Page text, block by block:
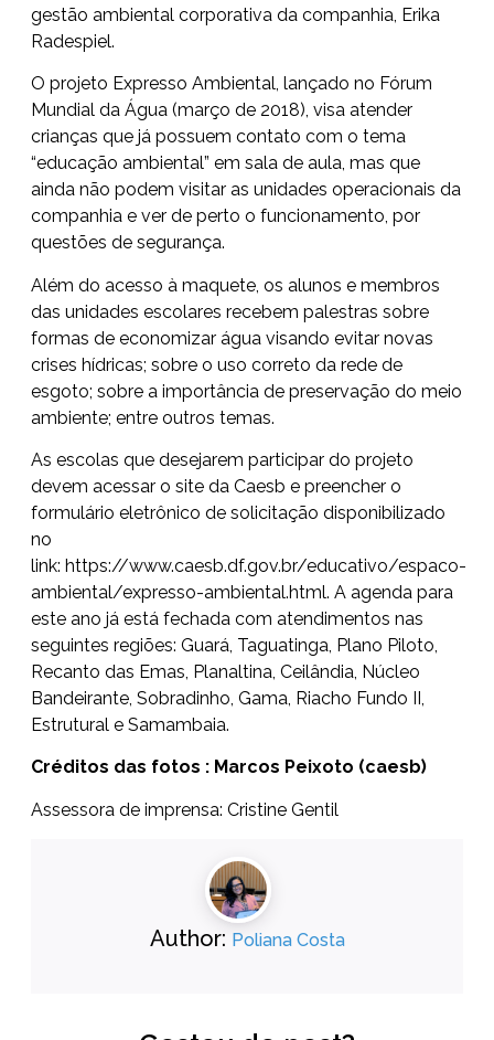
gestão ambiental corporativa da companhia, Erika
Radespiel.
O projeto Expresso Ambiental, lançado no Fórum
Mundial da Água (março de 2018), visa atender
crianças que já possuem contato com o tema
“educação ambiental” em sala de aula, mas que
ainda não podem visitar as unidades operacionais da
companhia e ver de perto o funcionamento, por
questões de segurança.
Além do acesso à maquete, os alunos e membros
das unidades escolares recebem palestras sobre
formas de economizar água visando evitar novas
crises hídricas; sobre o uso correto da rede de
esgoto; sobre a importância de preservação do meio
ambiente; entre outros temas.
As escolas que desejarem participar do projeto
devem acessar o site da Caesb e preencher o
formulário eletrônico de solicitação disponibilizado
no
link: https://www.caesb.df.gov.br/educativo/espaco-
ambiental/expresso-ambiental.html. A agenda para
este ano já está fechada com atendimentos nas
seguintes regiões: Guará, Taguatinga, Plano Piloto,
Recanto das Emas, Planaltina, Ceilândia, Núcleo
Bandeirante, Sobradinho, Gama, Riacho Fundo II,
Estrutural e Samambaia.
Créditos das fotos : Marcos Peixoto (caesb)
Assessora de imprensa: Cristine Gentil
Author: Poliana Costa